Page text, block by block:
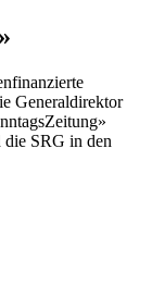
Generaldirektor
die SRG in den